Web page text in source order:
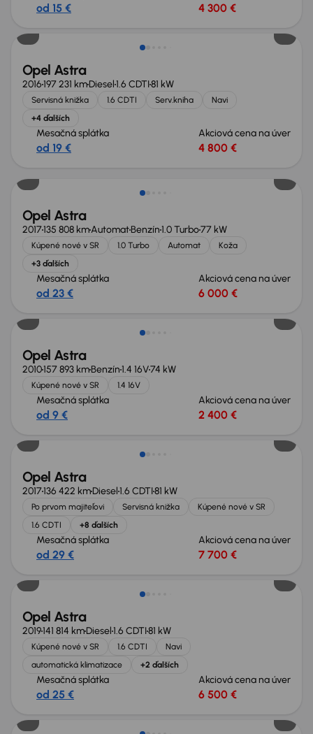
od 15 € 4 300 €
Opel Astra
2016197 231 kmDiesel1.6 CDTI81 kW
Servisná knižka 1.6 CDTI Serv.kniha
Navi
+4 ďalších
Mesačná splátka
od 19 €
Akciová cena na úver
4 800 €
Opel Astra
2017135 808 kmAutomatBenzín1.0 Turbo77 kW
Kúpené nové v SR 1.0 Turbo Automat
Koža
+3 ďalších
Mesačná splátka
od 23 €
Akciová cena na úver
6 000 €
Nové v ponuke
Opel Astra
2010157 893 kmBenzín1.4 16V74 kW
Kúpené nové v SR 1.4 16V
Mesačná splátka
od 9 €
Akciová cena na úver
2 400 €
Opel Astra
2017136 422 kmDiesel1.6 CDTI81 kW
Po prvom majiteľovi Servisná knižka
Kúpené nové v SR
1.6 CDTI
+8 ďalších
Mesačná splátka
od 29 €
Akciová cena na úver
7 700 €
Opel Astra
2019141 814 kmDiesel1.6 CDTI81 kW
Kúpené nové v SR 1.6 CDTI
Navi
automatická klimatizace
+2 ďalších
Mesačná splátka
od 25 €
Akciová cena na úver
6 500 €